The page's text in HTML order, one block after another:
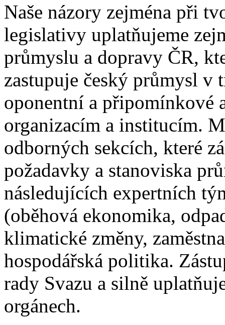
Naše názory zejména při
legislativy uplatňujeme
průmyslu a dopravy ČR,
zastupuje český průmysl v
oponentní a připomínkové
organizacím a institucím.
odborných sekcích, které
požadavky a stanoviska
následujících expertních
(oběhová ekonomika,
klimatické změny,
hospodářská politika.
rady Svazu a silně
orgánech.